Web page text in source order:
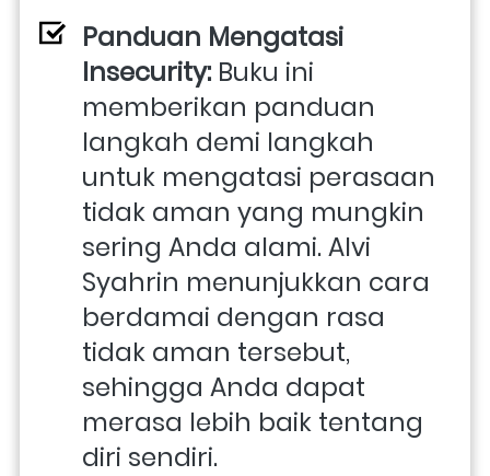
Panduan Mengatasi
Insecurity: Buku ini
memberikan panduan
langkah demi langkah
untuk mengatasi perasaan
tidak aman yang mungkin
sering Anda alami. Alvi
Syahrin menunjukkan cara
berdamai dengan rasa
tidak aman tersebut,
sehingga Anda dapat
merasa lebih baik tentang
diri sendiri.